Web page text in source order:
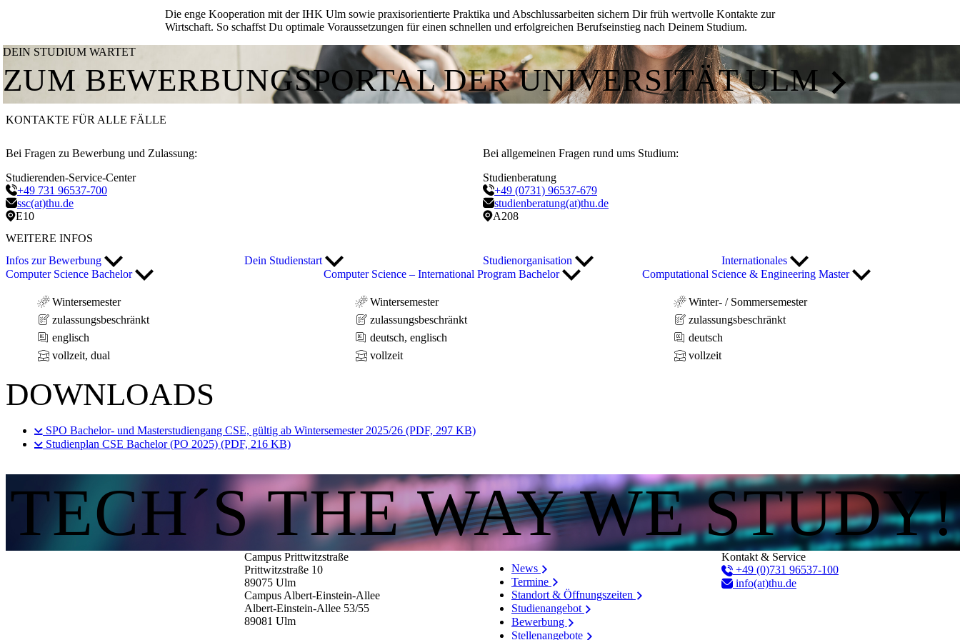
Die enge Kooperation mit der IHK Ulm sowie praxisorientierte Praktika und Abschlussarbeiten sichern Dir früh wertvolle Kontakte zur
Wirtschaft. So schaffst Du optimale Voraussetzungen für einen schnellen und erfolgreichen Berufseinstieg nach Deinem Studium.
DEIN STUDIUM WARTET
ZUM BEWERBUNGSPORTAL DER UNIVERSITÄT ULM
KONTAKTE FÜR ALLE FÄLLE
Bei Fragen zu Bewerbung und Zulassung:
Bei allgemeinen Fragen rund ums Studium:
Studierenden-Service-Center
+49 731 96537-700
ssc(at)thu.de
E10
Studienberatung
+49 (0731) 96537-679
studienberatung(at)thu.de
A208
WEITERE INFOS
Infos zur Bewerbung
Dein Studienstart Studienorganisation
Internationales
Computer Science Bachelor
Wintersemester
zulassungsbeschränkt
englisch
vollzeit, dual
Computer Science – International Program Bachelor
Wintersemester
zulassungsbeschränkt
deutsch, englisch
vollzeit
Computational Science & Engineering Master
Winter- / Sommersemester
zulassungsbeschränkt
deutsch
vollzeit
DOWNLOADS
SPO Bachelor- und Masterstudiengang CSE, gültig ab Wintersemester 2025/26 (PDF, 297 KB)
Studienplan CSE Bachelor (PO 2025) (PDF, 216 KB)
TECH´S THE WAY WE STUDY!
Campus Prittwitzstraße
Prittwitzstraße 10
89075 Ulm
Campus Albert-Einstein-Allee
Albert-Einstein-Allee 53/​55
89081 Ulm
News
Termine
Standort & Öffnungszeiten
Studienangebot
Bewerbung
Stellenangebote
Kontakt & Service
+49 (0)731 96537-100
info(at)thu.de